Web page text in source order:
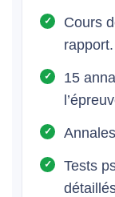
Cours
rapport.
15
Tests